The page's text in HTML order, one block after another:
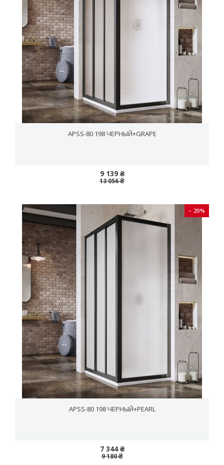
APSS-80 198 ЧЕРНЫЙ+GRAPE
9 139 ₴
13 056 ₴
− 20%
APSS-80 198 ЧЕРНЫЙ+PEARL
7 344 ₴
9 180 ₴